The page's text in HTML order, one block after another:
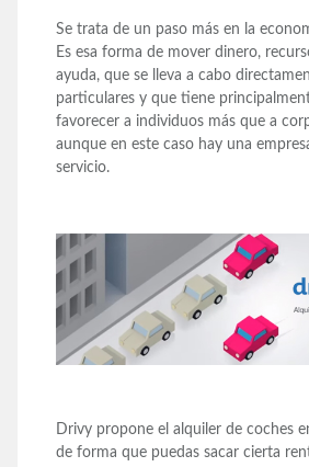
Se trata de un paso más en la
Es esa forma de mover dinero,
ayuda, que se lleva a cabo
particulares y que tiene
favorecer a individuos más que a
aunque en este caso hay una
servicio.
Drivy propone el alquiler de coches
de forma que puedas sacar cierta